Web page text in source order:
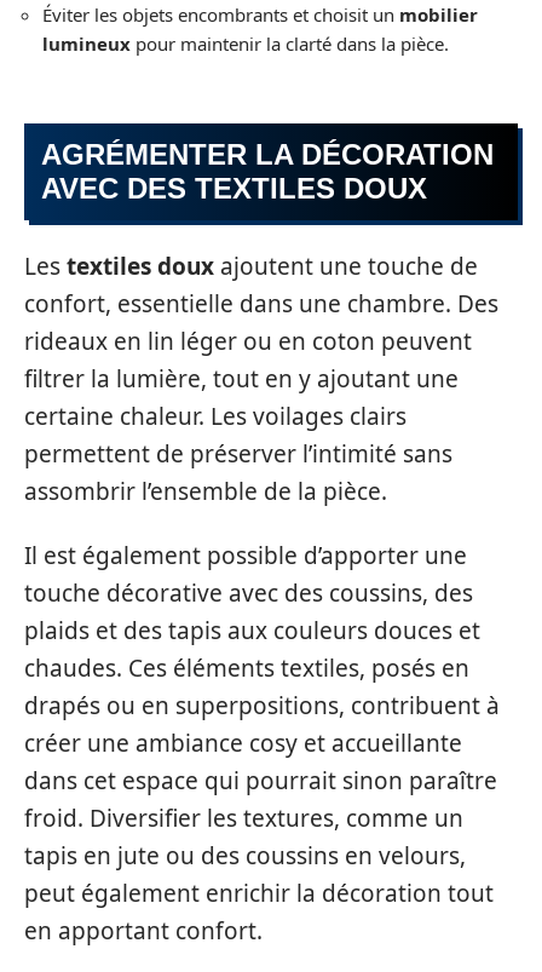
Éviter les objets encombrants et choisit un mobilier
lumineux pour maintenir la clarté dans la pièce.
AGRÉMENTER LA DÉCORATION
AVEC DES TEXTILES DOUX
Lestextiles doux ajoutent une touche de
confort, essentielle dans une chambre. Des
rideaux en lin léger ou en coton peuvent
filtrer la lumière, tout en y ajoutant une
certaine chaleur. Les voilages clairs
permettent de préserver l’intimité sans
assombrir l’ensemble de la pièce.
Il est également possible d’apporter une
touche décorative avec des coussins, des
plaids et des tapis aux couleurs douces et
chaudes. Ces éléments textiles, posés en
drapés ou en superpositions, contribuent à
créer une ambiance cosy et accueillante
dans cet espace qui pourrait sinon paraître
froid. Diversifier les textures, comme un
tapis en jute ou des coussins en velours,
peut également enrichir la décoration tout
en apportant confort.